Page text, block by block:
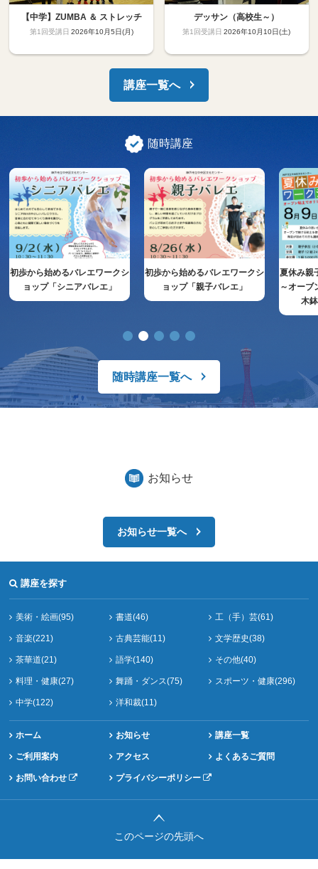
【中学】ZUMBA ＆ ストレッチ
2026年10月5日(月)
デッサン（高校生～）
2026年10月10日(土)
講座一覧へ
随時講座
初歩から始めるバレエワークシ
ョップ「シニアバレエ」
初歩から始めるバレエワークシ
ョップ「親子バレエ」
夏休み親
～オーブ
木
随時講座一覧へ
お知らせ
お知らせ一覧へ
講座を探す
美術・絵画(95) 書道(46) 工（手）芸(61)
音楽(221) 古典芸能(11) 文学歴史(38)
茶華道(21) 語学(140) その他(40)
料理・健康(27) 舞踊・ダンス(75) スポーツ・健康(296)
中学(122) 洋和裁(11)
ホーム お知らせ 講座一覧
ご利用案内 アクセス よくあるご質問
お問い合わせ プライバシーポリシー
このページの先頭へ